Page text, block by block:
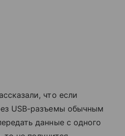
что если
USB-разъемы обычным
данные с одного